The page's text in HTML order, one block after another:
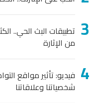
تطبيقات البث الحي..
من الإثارة
فيديو: تأثير مواقع
شخصياتنا وعلاقاتنا